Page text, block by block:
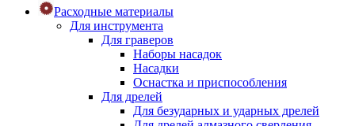
Расходные материалы
Для инструмента
Для граверов
Наборы насадок
Насадки
Оснастка и приспособления
Для дрелей
Для безударных и ударных дрелей